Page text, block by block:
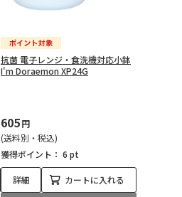
抗菌 電子レンジ・食洗機対応小鉢
I'm Doraemon XP24G
605円
(送料別・税込)
獲得ポイント： 6 pt
詳細 カートに入れる